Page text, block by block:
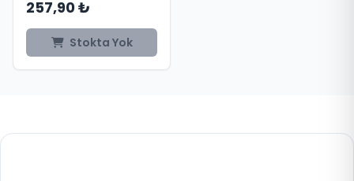
257,90 ₺
Stokta Yok